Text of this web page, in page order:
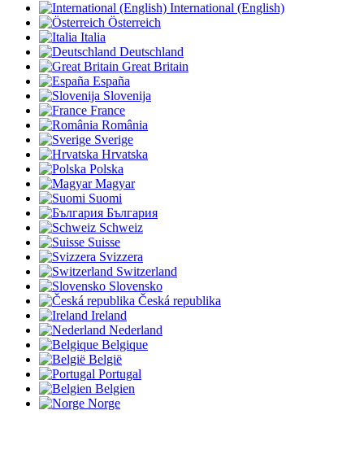
International (English)
Österreich
Italia
Deutschland
Great Britain
España
Slovenija
France
România
Sverige
Hrvatska
Polska
Magyar
Suomi
България
Schweiz
Suisse
Svizzera
Switzerland
Slovensko
Česká republika
Ireland
Nederland
Belgique
België
Portugal
Belgien
Norge